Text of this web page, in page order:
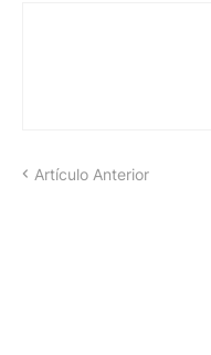
Artículo Anterior